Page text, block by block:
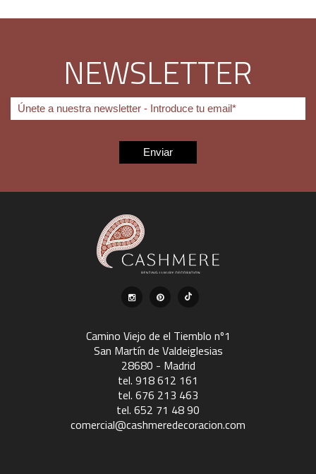
NEWSLETTER
Camino Viejo de el Tiemblo nº1
San Martín de Valdeiglesias
28680 - Madrid
tel. 918 612 161
tel. 676 213 463
tel. 652 71 48 90
comercial@cashmeredecoracion.com